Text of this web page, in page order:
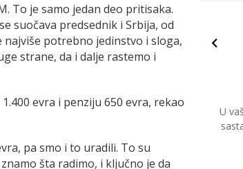
To je samo jedan deo pritisaka.
suočava predsednik i Srbija, od
najviše potrebno jedinstvo i sloga,
strane, da i dalje rastemo i
evra i penziju 650 evra, rekao
pa smo i to uradili. To su
šta radimo, i ključno je da
U